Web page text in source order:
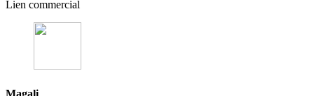
Lien commercial
Magali